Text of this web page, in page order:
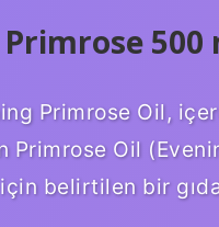
Primrose Oil,
Primrose Oil
belirtilen bir